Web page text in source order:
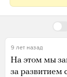
9 лет назад
На этом мы
за развитием